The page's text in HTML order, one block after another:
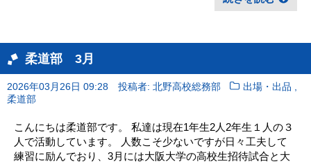
柔道部 3月
2026年03月26日 09:28 投稿者: 北野高校総務部 出場・出品
柔道部
こんにちは柔道部です。 私達は現在1年生2人2年生１人の３
人で活動しています。 人数こそ少ないですが日々工夫して
練習に励んでおり、3月には大阪大学の高校生招待試合と大